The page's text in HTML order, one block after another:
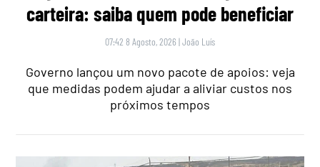
carteira: saiba quem pode beneficiar
07:42 8 Agosto, 2026 |João Luís
Governo lançou um novo pacote de apoios: veja
que medidas podem ajudar a aliviar custos nos
próximos tempos